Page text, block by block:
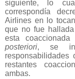
siguiente, lo
correspondía
Airlines en lo
que no fue
esta
posteriori, se
restantes
ambas.